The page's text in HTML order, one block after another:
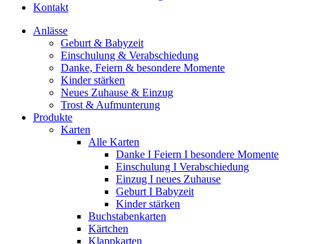
Kontakt
Anlässe
Geburt & Babyzeit
Einschulung & Verabschiedung
Danke, Feiern & besondere Momente
Kinder stärken
Neues Zuhause & Einzug
Trost & Aufmunterung
Produkte
Karten
Alle Karten
Danke I Feiern I besondere Momente
Einschulung I Verabschiedung
Einzug I neues Zuhause
Geburt I Babyzeit
Kinder stärken
Buchstabenkarten
Kärtchen
Klappkarten